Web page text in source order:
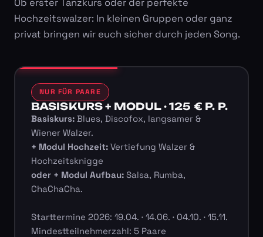
Ob erster Tanzkurs oder der perfekte
Hochzeitswalzer: In kleinen Gruppen oder ganz
privat bringen wir euch sicher durch jeden Song.
NUR FÜR PAARE
BASISKURS + MODUL · 125 € P. P.
Basiskurs:Blues, Discofox, langsamer &
Wiener Walzer.
+ Modul Hochzeit:Vertiefung Walzer &
Hochzeitsknigge
oder + Modul Aufbau:Salsa, Rumba,
ChaChaCha.
Starttermine 2026: 19.04. · 14.06. · 04.10. · 15.11.
Mindestteilnehmerzahl: 5 Paare